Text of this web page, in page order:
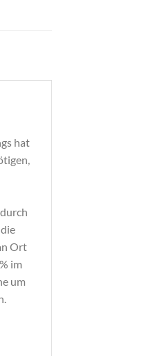
hat
Ort
im
um